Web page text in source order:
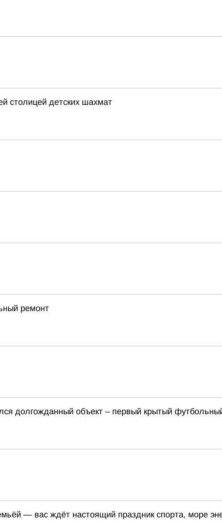
столицей детских шахмат
ремонт
долгожданный объект – первый крытый
— вас ждёт настоящий праздник спорта, море